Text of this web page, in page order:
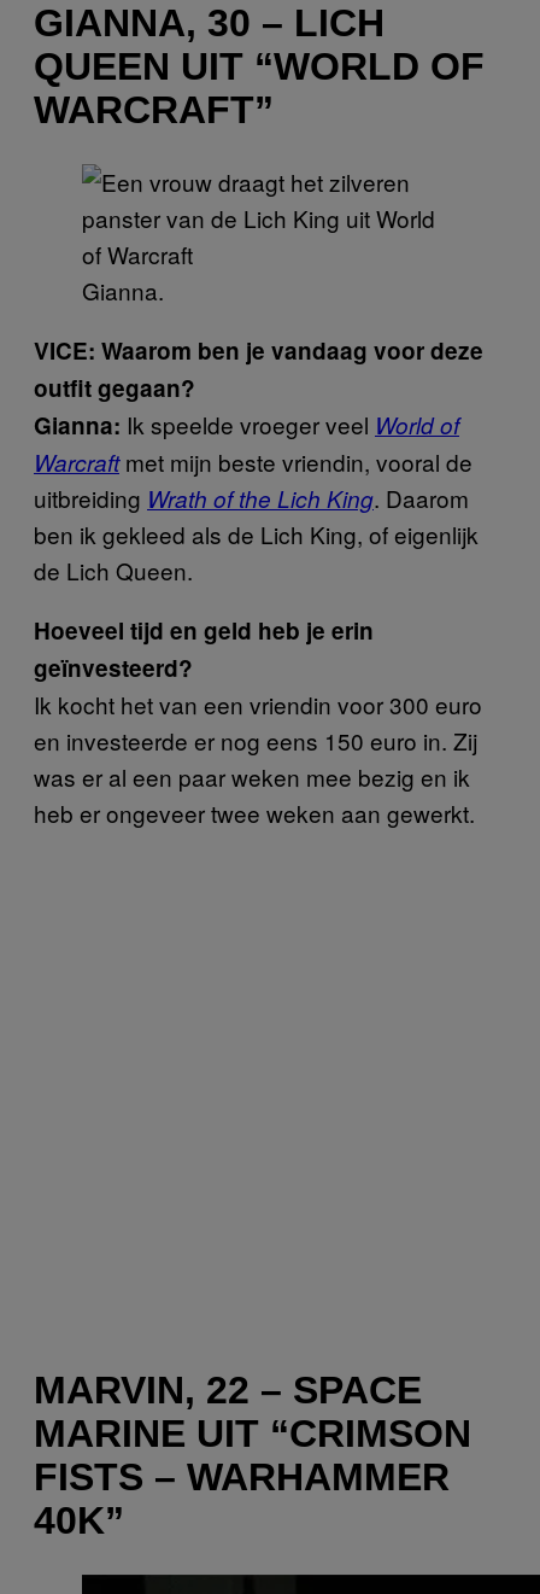
GIANNA, 30 – LICH
QUEEN UIT “WORLD OF
WARCRAFT”
Gianna.
VICE: Waarom ben je vandaag voor deze
outfit gegaan?
Gianna: Ik speelde vroeger veel World of
Warcraftmet mijn beste vriendin, vooral de
uitbreiding Wrath of the Lich King. Daarom
ben ik gekleed als de Lich King, of eigenlijk
de Lich Queen.
Hoeveel tijd en geld heb je erin
geïnvesteerd?
Ik kocht het van een vriendin voor 300 euro
en investeerde er nog eens 150 euro in. Zij
was er al een paar weken mee bezig en ik
heb er ongeveer twee weken aan gewerkt.
MARVIN, 22 – SPACE
MARINE UIT “CRIMSON
FISTS – WARHAMMER
40K”